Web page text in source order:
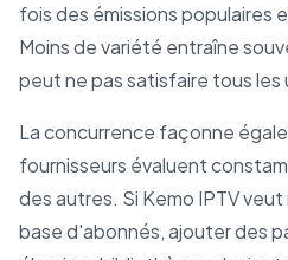
fois des émissions populaires
Moins de variété entraîne
peut ne pas satisfaire tous les
La concurrence façonne
fournisseurs évaluent
des autres. Si Kemo IPTV
base d'abonnés, ajouter des